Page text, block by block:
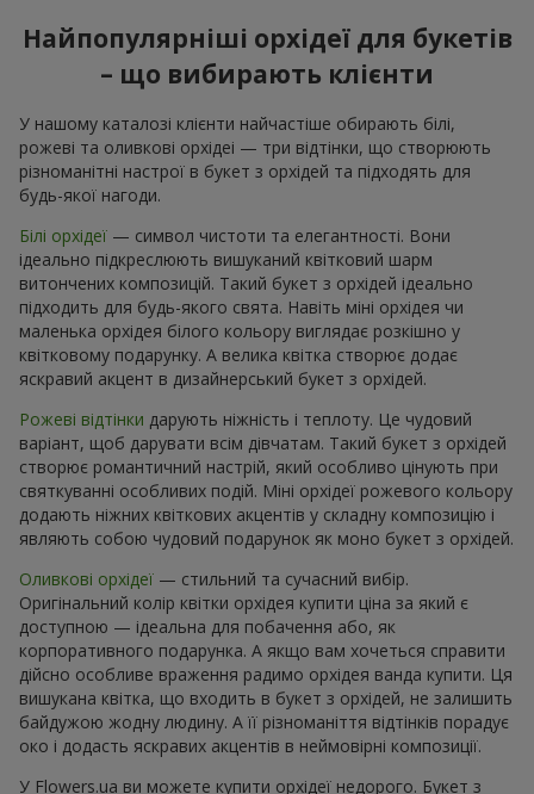
Найпопулярніші орхідеї для букетів
– що вибирають клієнти
У нашому каталозі клієнти найчастіше обирають білі,
рожеві та оливкові орхідеі — три відтінки, що створюють
різноманітні настрої в букет з орхідей та підходять для
будь-якої нагоди.
Білі орхідеї — символ чистоти та елегантності. Вони
ідеально підкреслюють вишуканий квітковий шарм
витончених композицій. Такий букет з орхідей ідеально
підходить для будь-якого свята. Навіть міні орхідея чи
маленька орхідея білого кольору виглядає розкішно у
квітковому подарунку. А велика квітка створює додає
яскравий акцент в дизайнерський букет з орхідей.
Рожеві відтінки дарують ніжність і теплоту. Це чудовий
варіант, щоб дарувати всім дівчатам. Такий букет з орхідей
створює романтичний настрій, який особливо цінують при
святкуванні особливих подій. Міні орхідеї рожевого кольору
додають ніжних квіткових акцентів у складну композицію і
являють собою чудовий подарунок як моно букет з орхідей.
Оливкові орхідеї — стильний та сучасний вибір.
Оригінальний колір квітки орхідея купити ціна за який є
доступною — ідеальна для побачення або, як
корпоративного подарунка. А якщо вам хочеться справити
дійсно особливе враження радимо орхідея ванда купити. Ця
вишукана квітка, що входить в букет з орхідей, не залишить
байдужою жодну людину. А її різноманіття відтінків порадує
око і додасть яскравих акцентів в неймовірні композиції.
У Flowers.ua ви можете купити орхідеї недорого. Букет з